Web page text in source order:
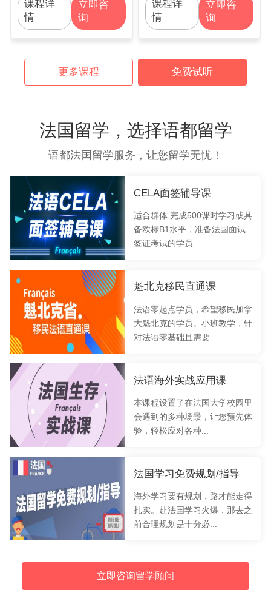
课程详
情
立即咨
询
课程详
情
立即咨
询
更多课程 免费试听
法国留学，选择语都留学
语都法国留学服务，让您留学无忧！
CELA面签辅导课
适合群体 完成500课时学习或具
备欧标B1水平，准备法国面试
签证考试的学员...
魁北克移民直通课
法语零起点学员，希望移民加拿
大魁北克的学员。小班教学，针
对法语零基础且需要...
法语海外实战应用课
本课程设置了在法国大学校园里
会遇到的多种场景，让您预先体
验，轻松应对各种...
法国学习免费规划/指导
海外学习要有规划，路才能走得
扎实。赴法国学习火爆，那去之
前合理规划是十分必...
立即咨询留学顾问